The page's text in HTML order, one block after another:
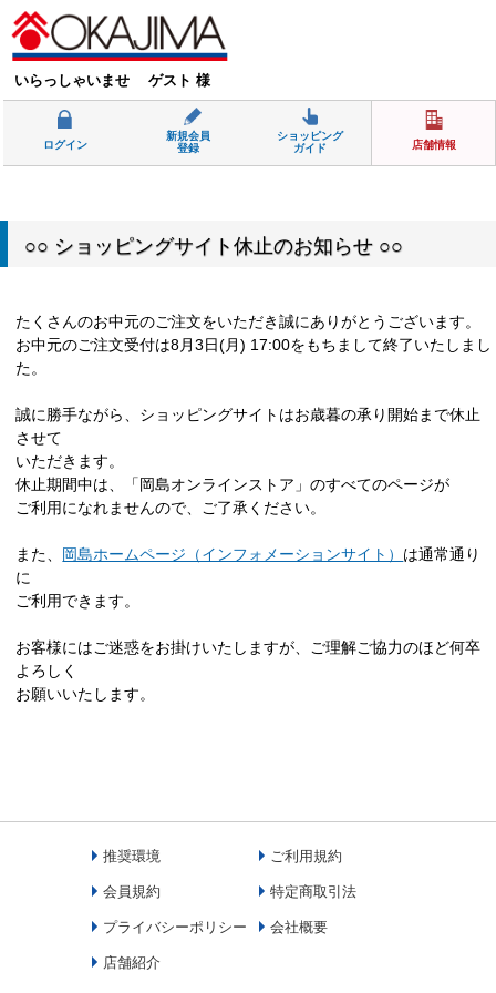
いらっしゃいませ ゲスト 様
ログイン
新規会員
登録
ショッピング
ガイド
店舗情報
○○ ショッピングサイト休止のお知らせ ○○
たくさんのお中元のご注文をいただき誠にありがとうございます。
お中元のご注文受付は8月3日(月) 17:00をもちまして終了いたしまし
た。
誠に勝手ながら、ショッピングサイトはお歳暮の承り開始まで休止
させて
いただきます。
休止期間中は、「岡島オンラインストア」のすべてのページが
ご利用になれませんので、ご了承ください。
また、 岡島ホームページ（インフォメーションサイト） は通常通り
に
ご利用できます。
お客様にはご迷惑をお掛けいたしますが、ご理解ご協力のほど何卒
よろしく
お願いいたします。
推奨環境 ご利用規約
会員規約 特定商取引法
プライバシーポリシー 会社概要
店舗紹介